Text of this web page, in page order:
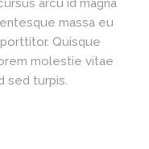
arcu id magna
massa eu
Quisque
molestie vitae
sed turpis.